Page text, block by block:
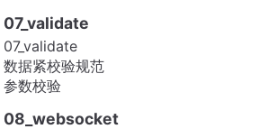
07_validate
07_validate
数据紧校验规范
参数校验
08_websocket